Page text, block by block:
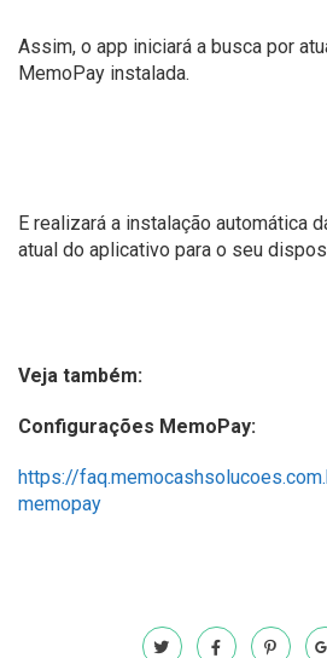
Assim, o app iniciará a busca por
MemoPay instalada.
E realizará a instalação automática
atual do aplicativo para o seu
Veja também:
Configurações MemoPay:
https://
memopay